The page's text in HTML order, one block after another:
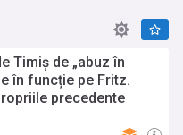
Timiș de „abuz în
în funcție pe Fritz.
precedente